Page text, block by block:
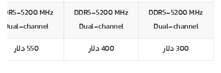
DDR5-5200 MHz
Dual-channel
DDR5-5200 MHz
Dual-channel
5200 MHz
Dual-channel
300 دلار
400 دلار 550 دلار